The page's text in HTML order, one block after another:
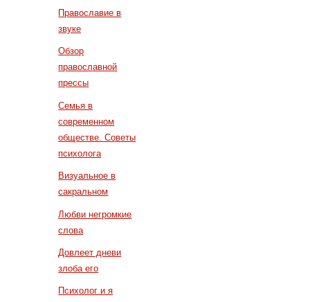
Православие в
звуке
Обзор
православной
прессы
Семья в
современном
обществе. Советы
психолога
Визуальное в
сакральном
Любви негромкие
слова
Довлеет дневи
злоба его
Психолог и я